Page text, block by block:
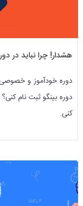
هشدار! چرا نباید در
دوره خودآموز و خصوصی
دوره بینگو ثبت نام
کنی.